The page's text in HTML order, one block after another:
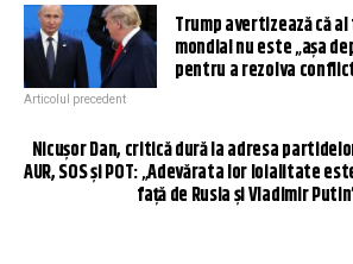
Trump avertizează că
mondial nu este „aşa
pentru a rezolva
Articolul precedent
Nicușor Dan, critică dură la adresa
AUR, SOS și POT: „Adevărata lor loialitate
față de Rusia și Vladimir